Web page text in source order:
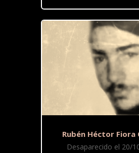
Rubén Héctor Fiora
Desaparecido el 20/